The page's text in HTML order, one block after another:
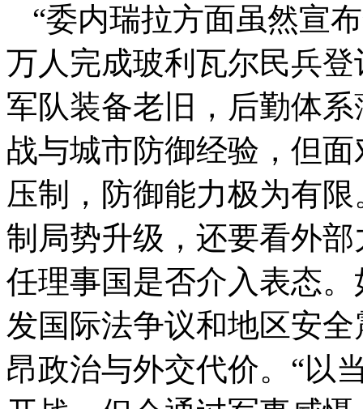
“委内瑞拉方面虽然宣
万人完成玻利瓦尔民兵
军队装备老旧，后勤体
战与城市防御经验，但
压制，防御能力极为有
制局势升级，还要看外
任理事国是否介入表态
发国际法争议和地区安
昂政治与外交代价。“以